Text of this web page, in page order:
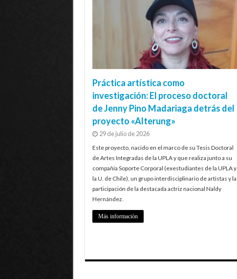
Práctica artística como
investigación: El proceso doctoral
de Jenny Pino Madariaga detrás del
proyecto «Alterung»
29 de julio de 2026
Este proyecto, nacido en el marco de su Tesis Doctoral
de Artes Integradas de la UPLA y que realiza junto a su
compañía Soporte Corporal (exestudiantes de la UPLA y
la U. de Chile), un grupo interdisciplinario de artistas y la
participación de la destacada actriz nacional Naldy
Hernández.
Más información